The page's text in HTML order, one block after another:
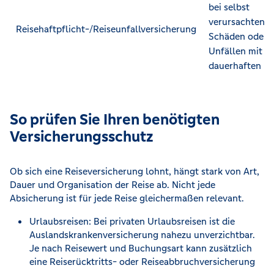
Reisehaftpflicht-/Reiseunfallversicherung
bei selbst
verursachten
Schäden oder
Unfällen mit
dauerhaften
So prüfen Sie Ihren benötigten
Versicherungsschutz
Ob sich eine Reiseversicherung lohnt, hängt stark von Art,
Dauer und Organisation der Reise ab. Nicht jede
Absicherung ist für jede Reise gleichermaßen relevant.
Urlaubsreisen: Bei privaten Urlaubsreisen ist die
Auslandskrankenversicherung nahezu unverzichtbar.
Je nach Reisewert und Buchungsart kann zusätzlich
eine Reiserücktritts- oder Reiseabbruchversicherung